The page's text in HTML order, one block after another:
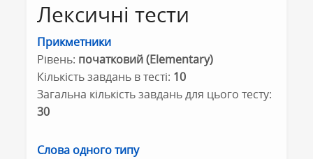
Лексичні тести
Прикметники
Рівень: початковий (Elementary)
Кількість завдань в тесті: 10
Загальна кількість завдань для цього тесту:
30
Слова одного типу